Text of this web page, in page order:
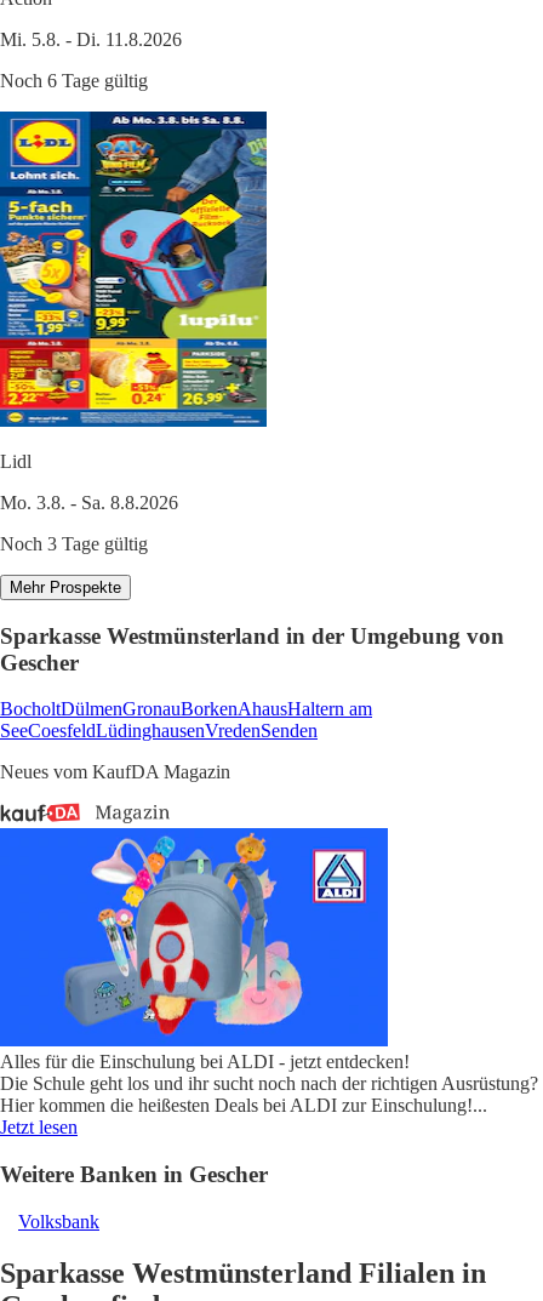
Mi. 5.8. - Di. 11.8.2026
Noch 6 Tage gültig
Lidl
Mo. 3.8. - Sa. 8.8.2026
Noch 3 Tage gültig
Mehr Prospekte
Sparkasse Westmünsterland in der Umgebung von
Gescher
BocholtDülmenGronauBorkenAhausHaltern am
SeeCoesfeldLüdinghausenVredenSenden
Neues vom KaufDA Magazin
Alles für die Einschulung bei ALDI - jetzt entdecken!
Die Schule geht los und ihr sucht noch nach der richtigen Ausrüstung?
Hier kommen die heißesten Deals bei ALDI zur Einschulung!...
Jetzt lesen
Weitere Banken in Gescher
Volksbank
Sparkasse Westmünsterland Filialen in